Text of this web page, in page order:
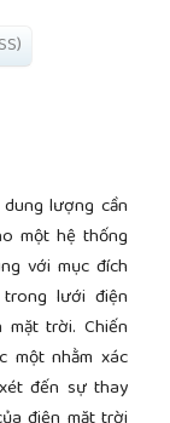
lượng cần
một hệ thống
với mục đích
lưới điện
trời. Chiến
một nhằm xác
đến sự thay